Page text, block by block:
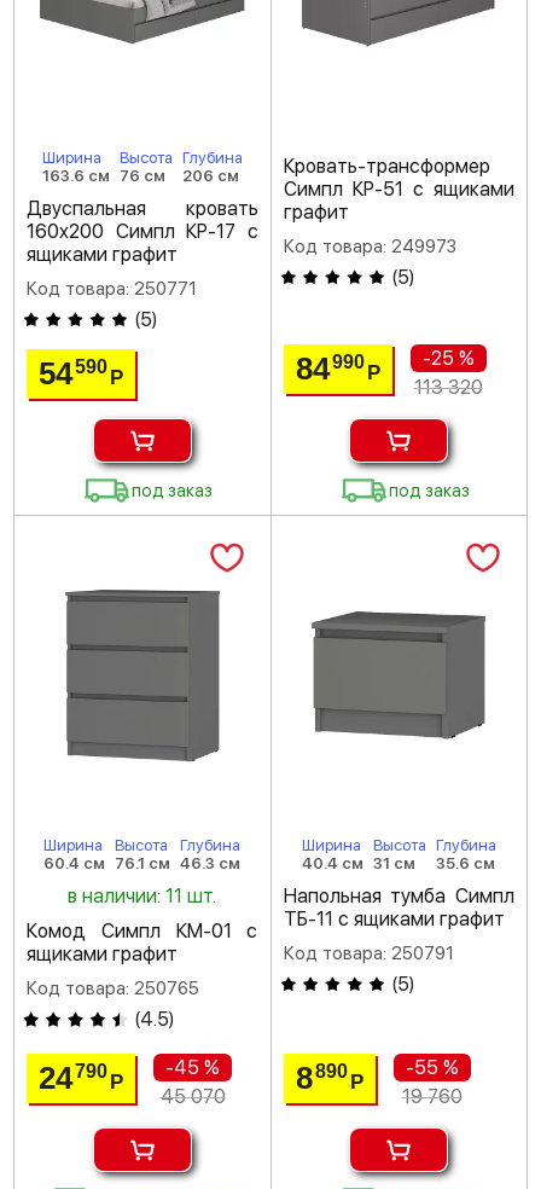
Ширина
163.6 см
Высота
76 см
Глубина
206 см
Двуспальная кровать
160х200 Симпл КР-17 с
ящиками графит
Код товара: 250771
(5)
54590Р
под заказ
Кровать-трансформер
Симпл КР-51 с ящиками
графит
Код товара: 249973
(5)
84990 Р
-25 %
113 320
под заказ
Ширина
60.4 см
Высота
76.1 см
Глубина
46.3 см
в наличии: 11 шт.
Комод Симпл КМ-01 с
ящиками графит
Код товара: 250765
(4.5)
24790Р
-45 %
45 070
Ширина
40.4 см
Высота
31 см
Глубина
35.6 см
Напольная тумба Симпл
ТБ-11 с ящиками графит
Код товара: 250791
(5)
8890 Р
-55 %
19 760